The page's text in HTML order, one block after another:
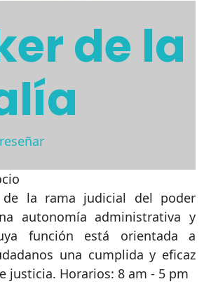
de la
la rama judicial del poder
autonomía administrativa y
función está orientada a
una cumplida y eficaz
justicia. Horarios: 8 am - 5 pm